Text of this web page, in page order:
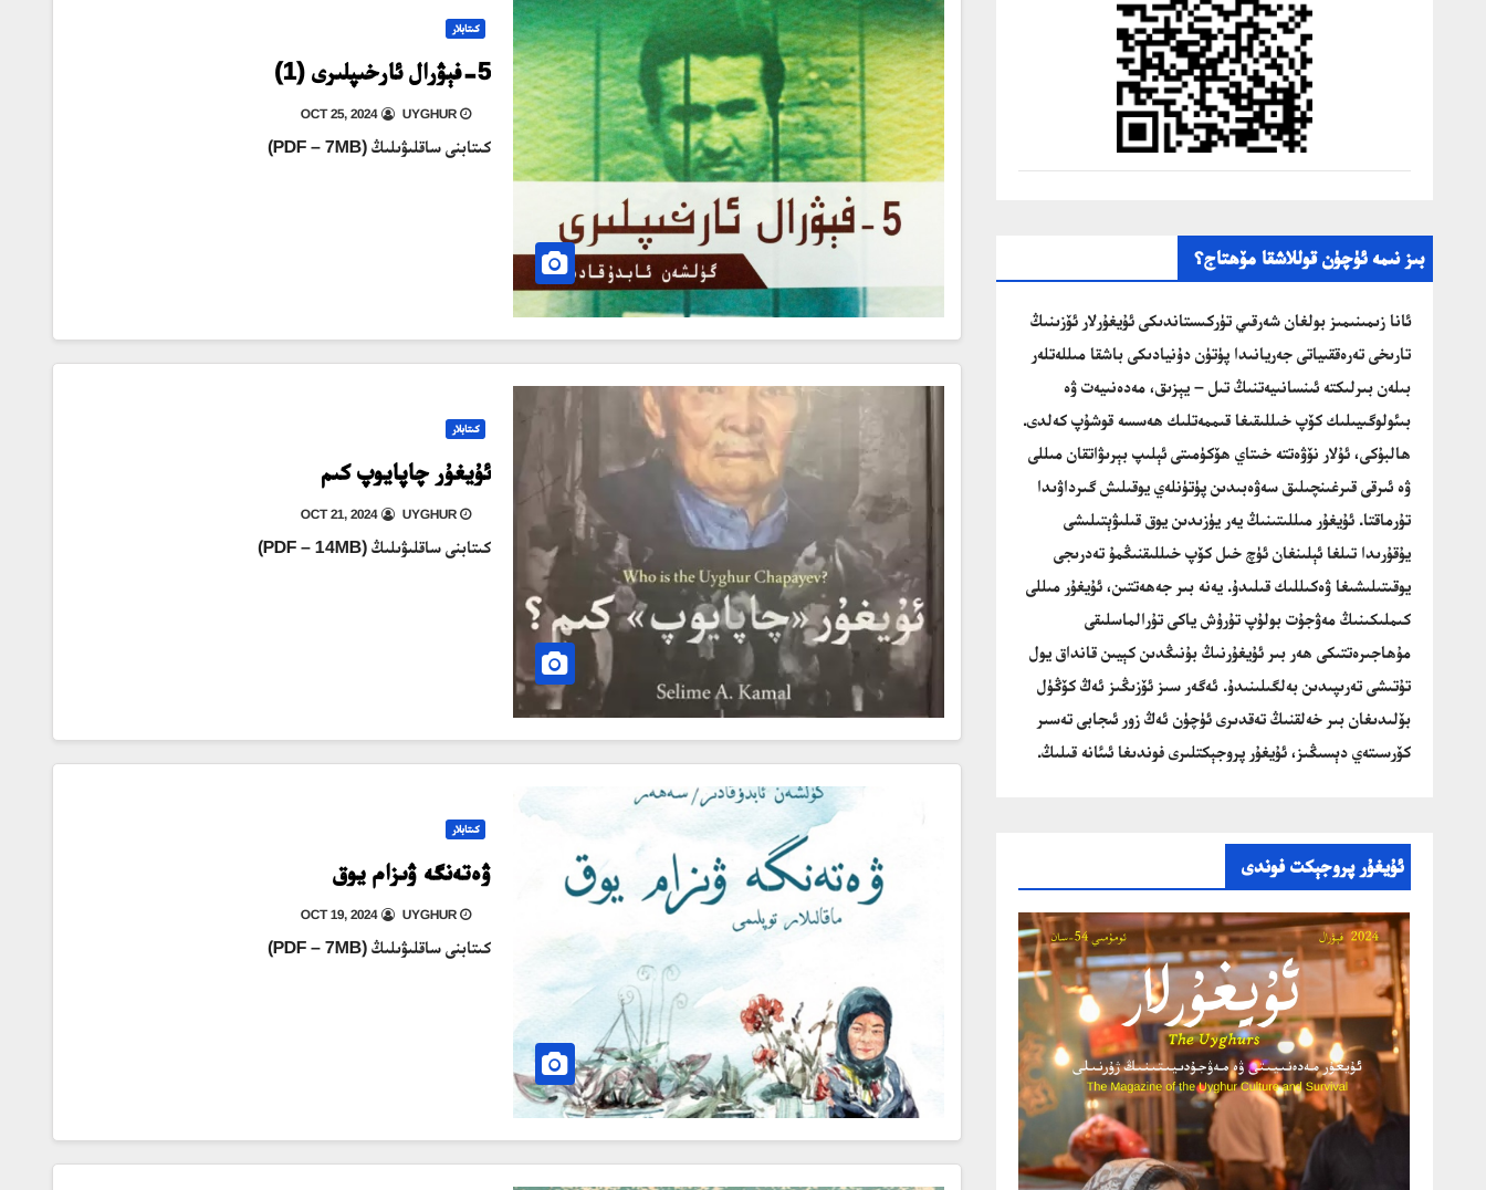
بىز نىمە ئۈچۈن قوللاشقا مۆھتاج؟
ئانا زىمىنىمىز بولغان شەرقىي تۈركىستاندىكى ئۇيغۇرلار ئۆزىنىڭ
تارىخى تەرەققىياتى جەريانىدا پۈتۈن دۇنيادىكى باشقا مىللەتلەر
بىلەن بىرلىكتە ئىنسانىيەتنىڭ تىل – يېزىق، مەدەنىيەت ۋە
بىئولوگىيىلىك كۆپ خىللىقىغا قىممەتلىك ھەسسە قوشۇپ كەلدى.
ھالبۇكى، ئۇلار نۆۋەتتە خىتاي ھۆكۈمىتى ئېلىپ بېرىۋاتقان مىللى
ۋە ئىرقى قىرغىنچىلىق سەۋەبىدىن پۈتۈنلەي يوقىلىش گىرداۋىدا
تۇرماقتا. ئۇيغۇر مىللىتىنىڭ يەر يۈزىدىن يوق قىلىۋېتىلىشى
يۇقۇرىدا تىلغا ئېلىنغان ئۈچ خىل كۆپ خىللىقنىڭمۇ تەدرىجى
يوقىتىلىشىغا ۋەكىللىك قىلىدۇ. يەنە بىر جەھەتتىن، ئۇيغۇر مىللى
كىملىكىنىڭ مەۋجۇت بولۇپ تۇرۇش ياكى تۇرالماسلىقى
مۇھاجىرەتتىكى ھەر بىر ئۇيغۇرنىڭ بۇنىڭدىن كېيىن قانداق يول
تۇتىشى تەرىپىدىن بەلگىلىنىدۇ. ئەگەر سىز ئۆزىڭىز ئەڭ كۆڭۈل
بۆلىدىغان بىر خەلقنىڭ تەقدىرى ئۈچۈن ئەڭ زور ئىجابى تەسىر
كۆرسىتەي دېسىڭىز، ئۇيغۇر پروجېكتلىرى فوندىغا ئىئانە قىلىڭ.
ئۇيغۇر پروجېكت فوندى
كىتابلار
5-فېۋرال ئارخىپلىرى (1)
OCT 25, 2024 UYGHUR
كىتابنى ساقلىۋىلىڭ (PDF – 7MB)
كىتابلار
ئۇيغۇر چاپايوپ كىم
OCT 21, 2024 UYGHUR
كىتابنى ساقلىۋىلىڭ (PDF – 14MB)
كىتابلار
ۋەتەنگە ۋىزام يوق
OCT 19, 2024 UYGHUR
كىتابنى ساقلىۋىلىڭ (PDF – 7MB)